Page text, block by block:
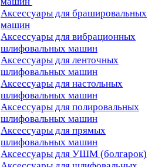
Аксессуары для брашировальных
машин
Аксессуары для вибрационных
шлифовальных машин
Аксессуары для ленточных
шлифовальных машин
Аксессуары для настольных
шлифовальных машин
Аксессуары для полировальных
шлифовальных машин
Аксессуары для прямых
шлифовальных машин
Аксессуары для УШМ (болгарок)